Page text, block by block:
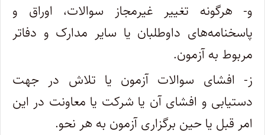
و- هرگونه تغییر غیرمجاز سوالات، اوراق و
پاسخنامه‌های داوطلبان یا سایر مدارک و دفاتر
مربوط به آزمون.
ز- افشای سوالات آزمون یا تلاش در جهت
دستیابی و افشای آن یا شرکت یا معاونت در این
امر قبل یا حین برگزاری آزمون به هر نحو.